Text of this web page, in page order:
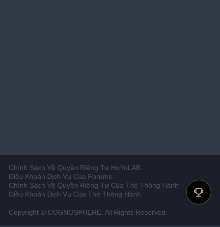
Chính Sách Về Quyền Riêng Tư HoYoLAB
Điều Khoản Dịch Vụ Của Forums
Chính Sách Về Quyền Riêng Tư Của Thẻ Thông Hành
Điều Khoản Dịch Vụ Của Thẻ Thông Hành
Copyright © COGNOSPHERE. All Rights Reserved.